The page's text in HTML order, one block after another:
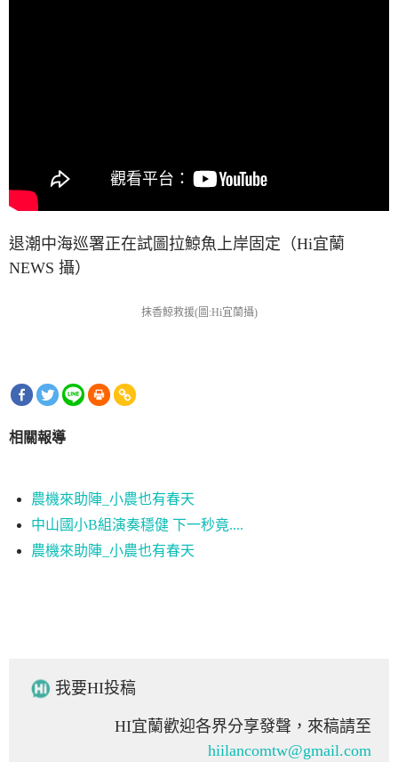
退潮中海巡署正在試圖拉鯨魚上岸固定（Hi宜蘭
NEWS 攝）
抹香鯨救援(圖:Hi宜蘭攝)
相關報導
農機來助陣_小農也有春天
中山國小B組演奏穩健 下一秒竟....
農機來助陣_小農也有春天
我要HI投稿
HI宜蘭歡迎各界分享發聲，來稿請至
hiilancomtw@gmail.com